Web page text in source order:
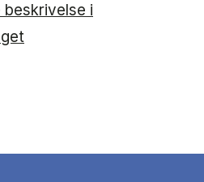
beskrivelse i